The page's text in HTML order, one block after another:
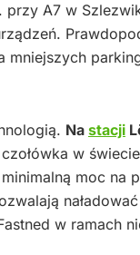
A7 w
Na stacji
w
moc
w ramach